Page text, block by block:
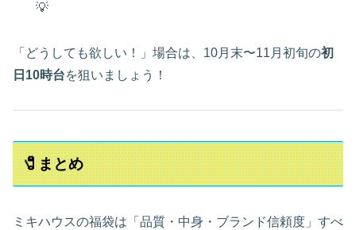
💡
「どうしても欲しい！」場合は、10月末〜11月初旬の初
日10時台を狙いましょう！
🧷まとめ
ミキハウスの福袋は「品質・中身・ブランド信頼度」すべ